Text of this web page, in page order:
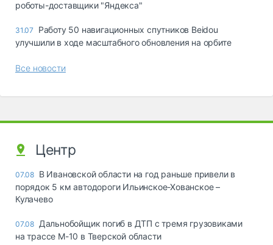
роботы-доставщики "Яндекса"
31.07
Работу 50 навигационных спутников Beidou
улучшили в ходе масштабного обновления на орбите
Все новости
Центр
07.08 В Ивановской области на год раньше привели в
порядок 5 км автодороги Ильинское-Хованское –
Кулачево
07.08 Дальнобойщик погиб в ДТП с тремя грузовиками
на трассе М-10 в Тверской области